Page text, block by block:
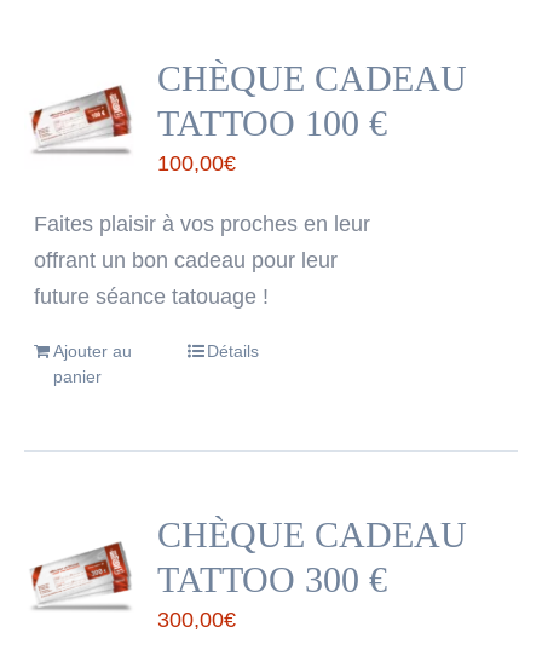
CHÈQUE CADEAU
TATTOO 100 €
100,00€
Faites plaisir à vos proches en leur
offrant un bon cadeau pour leur
future séance tatouage !
Ajouter au
panier
Détails
CHÈQUE CADEAU
TATTOO 300 €
300,00€